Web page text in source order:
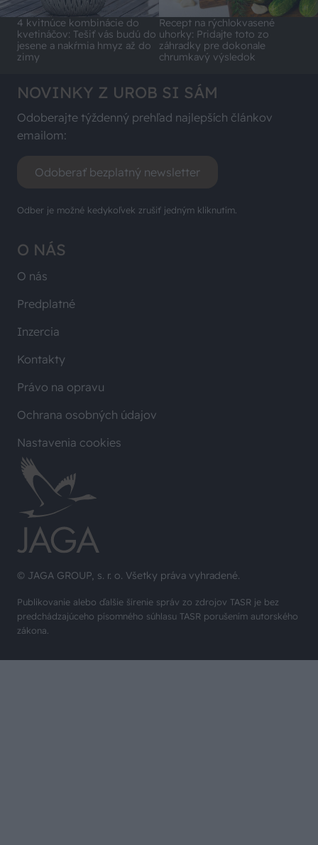
4 kvitnúce kombinácie do
kvetináčov: Tešiť vás budú do
jesene a nakŕmia hmyz až do
zimy
Recept na rýchlokvasené
uhorky: Pridajte toto zo
záhradky pre dokonale
chrumkavý výsledok
© JAGA GROUP, s. r. o. Všetky práva vyhradené.
Publikovanie alebo ďalšie šírenie správ zo zdrojov TASR je bez
predchádzajúceho písomného súhlasu TASR porušením autorského
zákona.
O NÁS
O nás
Predplatné
Inzercia
Kontakty
Právo na opravu
Ochrana osobných údajov
Nastavenia cookies
NOVINKY Z UROB SI SÁM
Odoberajte týždenný prehľad najlepších článkov
emailom:
Odoberať bezplatný newsletter
Odber je možné kedykoľvek zrušiť jedným kliknutím.